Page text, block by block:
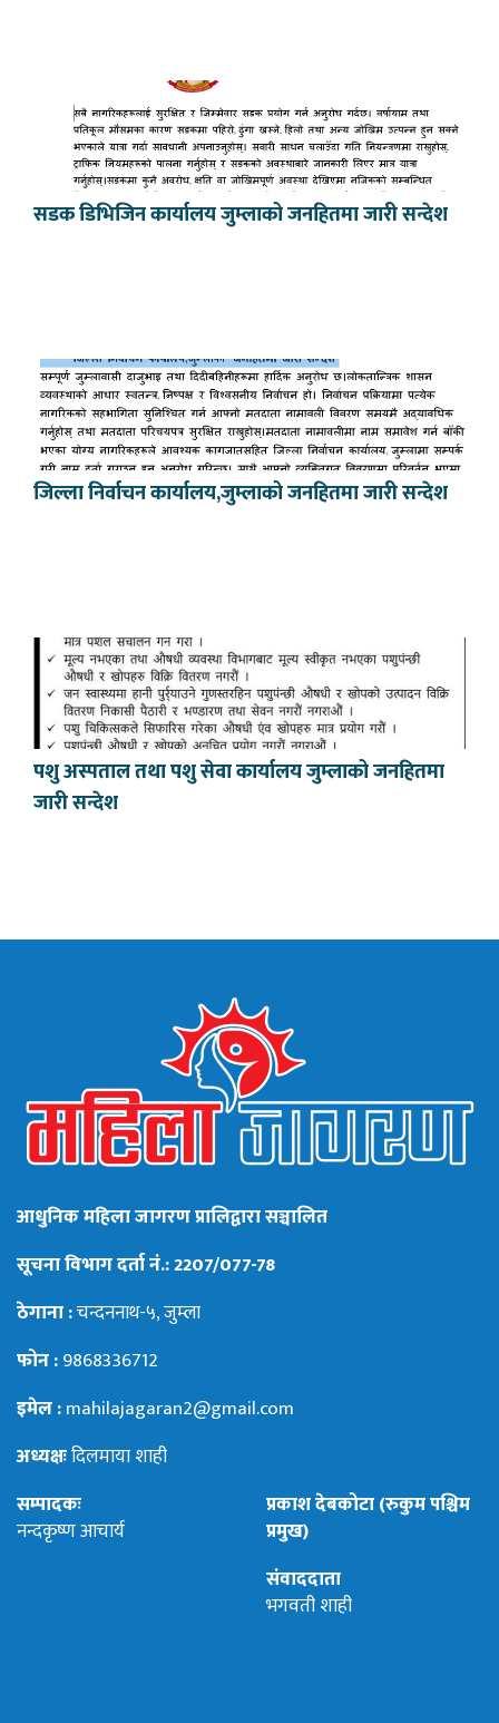
सडक डिभिजिन कार्यालय जुम्लाको जनहितमा जारी सन्देश
जिल्ला निर्वाचन कार्यालय,जुम्लाको जनहितमा जारी सन्देश
पशु अस्पताल तथा पशु सेवा कार्यालय जुम्लाको जनहितमा
जारी सन्देश
आधुनिक महिला जागरण प्रालिद्वारा सञ्चालित
सूचना विभाग दर्ता नं.: 2207/077-78
ठेगाना :चन्दननाथ-५, जुम्ला
फोन :9868336712
इमेल :mahilajagaran2@gmail.com
अध्यक्षःदिलमाया शाही
सम्पादकः
नन्दकृष्ण आचार्य
प्रकाश देबकोटा (रुकुम पश्चिम
प्रमुख)
संवाददाता
भगवती शाही